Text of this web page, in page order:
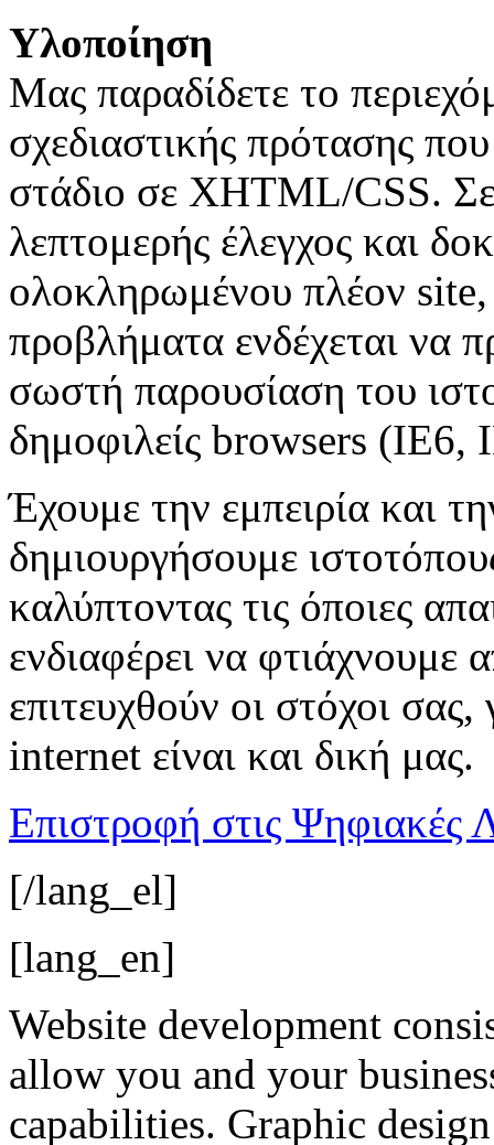
Υλοποίηση
Μας παραδίδετε το
σχεδιαστικής πρότασης
στάδιο σε XHTML/CSS. Σε
λεπτομερής έλεγχος και
ολοκληρωμένου πλέον site,
προβλήματα ενδέχεται να
σωστή παρουσίαση του
δημοφιλείς browsers
Έχουμε την εμπειρία και
δημιουργήσουμε
καλύπτοντας τις όποιες
ενδιαφέρει να
επιτευχθούν οι στόχοι σας,
internet είναι και δική μας.
Επιστροφή στις Ψηφιακές
[/lang_el]
[lang_en]
Website development
allow you and your
capabilities. Graphic